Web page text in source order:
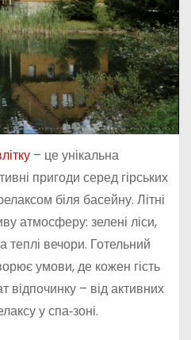
– це унікальна
пригоди серед гірських
біля басейну. Літні
атмосферу: зелені ліси,
теплі вечори. Готельний
умови, де кожен гість
– від активних
у спа‑зоні.